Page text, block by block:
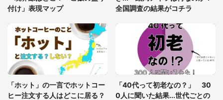
「○○がない街に住んでいます」住人の呟きに30万
人驚がく 何が存在しないか、あなたはわかる？
「修学旅行に途中参加する娘を送って行ったら、真
っ暗な道で遭難状態。なんとか見つけた民家に助け
を求めると、住人の男性が...」
付け」表現マップ
全国調査の結果がコチラ
「ホット」の一言でホットコー
ヒー注文する人はどこに居る？
「40代って初老なの？」 30
0人に聞いた結果...世代ごとの